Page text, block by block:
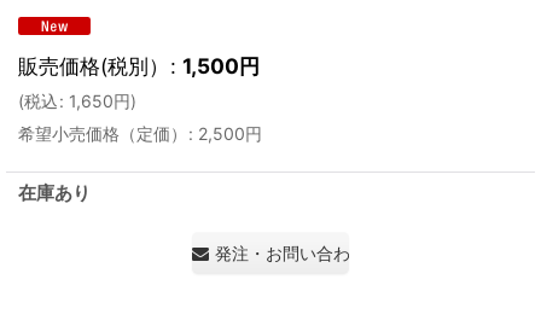
販売価格(税別） : 1,500円
(税込: 1,650円)
希望小売価格（定価）
: 2,500円
在庫あり
発注・お問い合わせ・見積もり依頼